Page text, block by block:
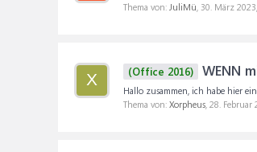
Thema von: JuliMü, 30. März 2023
X (Office 2016) WENN
Hallo zusammen, ich habe hier
Thema von: Xorpheus, 28. Februar